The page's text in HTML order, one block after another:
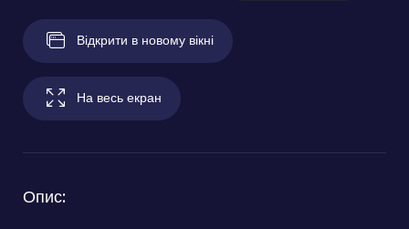
Відкрити в новому вікні
На весь екран
Опис: